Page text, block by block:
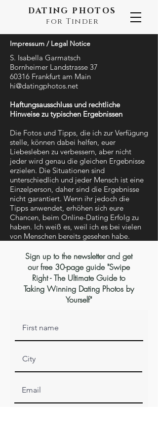
DATING PHOTOS
for Tinder
Impressum / Legal Notice
S. Isabella Garmatsch
Bornheimer Landstrasse 37
60316 Frankfurt am Main
hi@datingphotos.net
Haftungsausschluss und rechtliche
Hinweise zu typischen Ergebnissen
Die Fotos und Tipps, die ich zur Verfügung
stelle, können dabei helfen, euer
Liebesleben zu verbessern, aber nicht
jeder wird genau die gleichen Ergebnisse
erzielen. Die Situationen sind
unterschiedlich und jeder Mensch ist eine
Einzelperson, daher sind die Ergebnisse
nicht garantiert. Wenn ihr jedoch die
Tipps anwendet, erhöhen sich eure
Chancen, beim Online-Dating Erfolg zu
haben. Ich weiß es, weil ich es bei vielen
von Menschen bereits gesehen habe.
Sign up to the newsletter and get
our free 30-page guide "Swipe
Right - The Ultimate Guide to
Taking Winning Dating Photos by
Yourself"